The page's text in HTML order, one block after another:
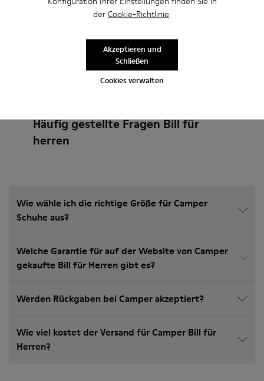
der Cookie-Richtlinie.
Cookies verwalten
Akzeptieren und
Schließen
Häufig gestellte Fragen Bill für
herren
Wie wähle ich die richtige Größe für Camper
Schuhe aus?
Welche Garantie für auf der Website von Camper
gekaufte Bill für Herren gibt es?
Werden Rückgaben bei Camper akzeptiert?
Wie viel kostet der Versand für Camper Bill für
Herren?